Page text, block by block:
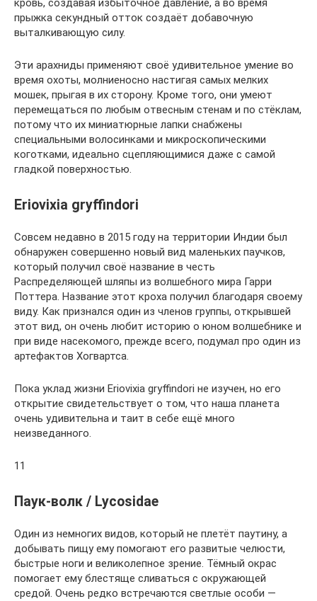
кровь, создавая избыточное давление, а во время
прыжка секундный отток создаёт добавочную
выталкивающую силу.
Эти арахниды применяют своё удивительное умение во
время охоты, молниеносно настигая самых мелких
мошек, прыгая в их сторону. Кроме того, они умеют
перемещаться по любым отвесным стенам и по стёклам,
потому что их миниатюрные лапки снабжены
специальными волосинками и микроскопическими
коготками, идеально сцепляющимися даже с самой
гладкой поверхностью.
Eriovixia gryffindori
Совсем недавно в 2015 году на территории Индии был
обнаружен совершенно новый вид маленьких паучков,
который получил своё название в честь
Распределяющей шляпы из волшебного мира Гарри
Поттера. Название этот кроха получил благодаря своему
виду. Как признался один из членов группы, открывшей
этот вид, он очень любит историю о юном волшебнике и
при виде насекомого, прежде всего, подумал про один из
артефактов Хогвартса.
Пока уклад жизни Eriovixia gryffindori не изучен, но его
открытие свидетельствует о том, что наша планета
очень удивительна и таит в себе ещё много
неизведанного.
11
Паук-волк / Lycosidae
Один из немногих видов, который не плетёт паутину, а
добывать пищу ему помогают его развитые челюсти,
быстрые ноги и великолепное зрение. Тёмный окрас
помогает ему блестяще сливаться с окружающей
средой. Очень редко встречаются светлые особи —